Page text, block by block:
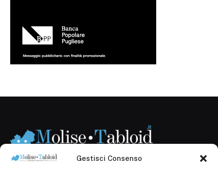
Gestisci Consenso